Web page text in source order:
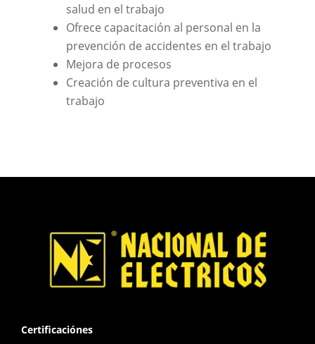
salud en el trabajo
Ofrece capacitación al personal en la
prevención de accidentes en el trabajo
Mejora de procesos
Creación de cultura preventiva en el
trabajo
Certificaciónes